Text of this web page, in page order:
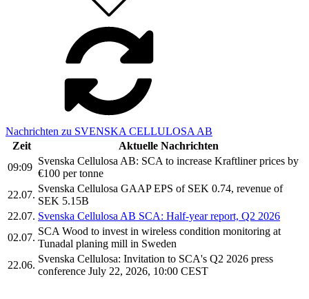
Nachrichten zu SVENSKA CELLULOSA AB
Zeit
Aktuelle Nachrichten
09:09
Svenska Cellulosa AB: SCA to increase Kraftliner prices by
€100 per tonne
22.07.
Svenska Cellulosa GAAP EPS of SEK 0.74, revenue of
SEK 5.15B
22.07. Svenska Cellulosa AB SCA: Half-year report, Q2 2026
02.07.
SCA Wood to invest in wireless condition monitoring at
Tunadal planing mill in Sweden
22.06.
Svenska Cellulosa: Invitation to SCA's Q2 2026 press
conference July 22, 2026, 10:00 CEST